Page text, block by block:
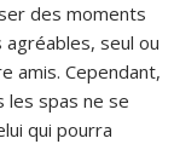
des moments
seul ou
amis. Cependant,
les spas ne se
qui pourra